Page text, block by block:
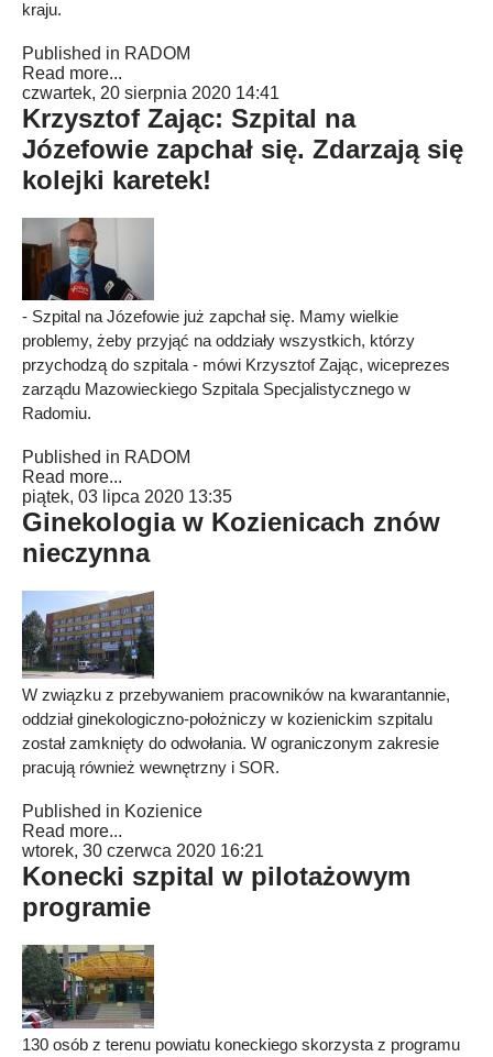
kraju.
Published in RADOM
Read more...
czwartek, 20 sierpnia 2020 14:41
Krzysztof Zając: Szpital na
Józefowie zapchał się. Zdarzają się
kolejki karetek!
- Szpital na Józefowie już zapchał się. Mamy wielkie
problemy, żeby przyjąć na oddziały wszystkich, którzy
przychodzą do szpitala - mówi Krzysztof Zając, wiceprezes
zarządu Mazowieckiego Szpitala Specjalistycznego w
Radomiu.
Published in RADOM
Read more...
piątek, 03 lipca 2020 13:35
Ginekologia w Kozienicach znów
nieczynna
W związku z przebywaniem pracowników na kwarantannie,
oddział ginekologiczno-położniczy w kozienickim szpitalu
został zamknięty do odwołania. W ograniczonym zakresie
pracują również wewnętrzny i SOR.
Published in Kozienice
Read more...
wtorek, 30 czerwca 2020 16:21
Konecki szpital w pilotażowym
programie
130 osób z terenu powiatu koneckiego skorzysta z programu